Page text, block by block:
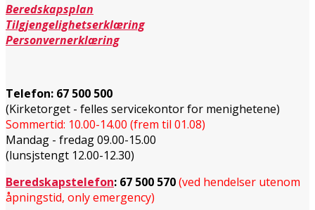
Beredskapsplan
Tilgjengelighetserklæring
Personvernerklæring
Telefon: 67 500 500
(Kirketorget - felles servicekontor for menighetene)
Sommertid: 10.00-14.00 (frem til 01.08)
Mandag - fredag 09.00-15.00
(lunsjstengt 12.00-12.30)
Beredskapstelefon: 67 500 570(ved hendelser utenom
åpningstid, only emergency)